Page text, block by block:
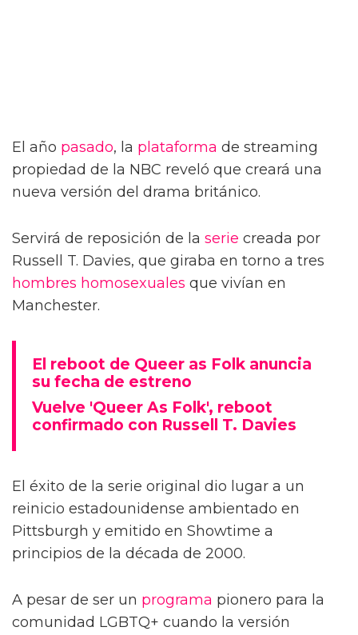
El año pasado, la plataforma de streaming
propiedad de la NBC reveló que creará una
nueva versión del drama británico.
Servirá de reposición de la serie creada por
Russell T. Davies, que giraba en torno a tres
hombres homosexuales que vivían en
Manchester.
El reboot de Queer as Folk anuncia
su fecha de estreno
Vuelve 'Queer As Folk', reboot
confirmado con Russell T. Davies
El éxito de la serie original dio lugar a un
reinicio estadounidense ambientado en
Pittsburgh y emitido en Showtime a
principios de la década de 2000.
A pesar de ser un programa pionero para la
comunidad LGBTQ+ cuando la versión